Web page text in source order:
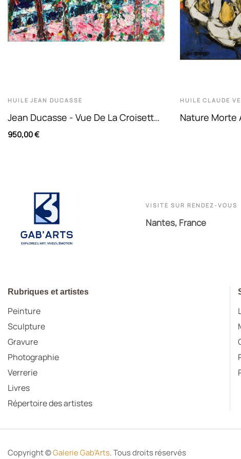
HUILE JEAN DUCASSE
Jean Ducasse - Vue De La Croisette
A Cannes. Huile Sur Toile.
950,00 €
HUILE CLAUDE
Nature Morte
VISITE SUR RENDEZ-VOUS
Nantes, France
Rubriques et artistes
Peinture
Sculpture
Gravure
Photographie
Verrerie
Livres
Répertoire des artistes
Copyright ©Galerie Gab'Arts. Tous droits réservés